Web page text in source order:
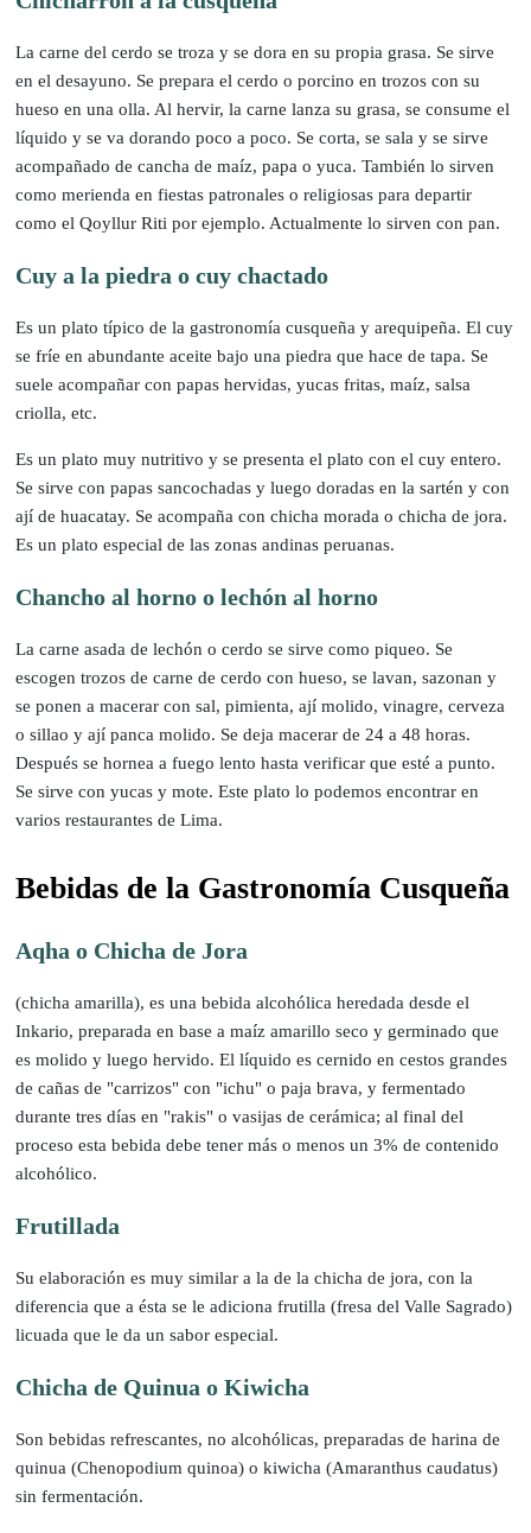
La carne del cerdo se troza y se dora en su propia grasa. Se sirve
en el desayuno. Se prepara el cerdo o porcino en trozos con su
hueso en una olla. Al hervir, la carne lanza su grasa, se consume el
líquido y se va dorando poco a poco. Se corta, se sala y se sirve
acompañado de cancha de maíz, papa o yuca. También lo sirven
como merienda en fiestas patronales o religiosas para departir
como el Qoyllur Riti por ejemplo. Actualmente lo sirven con pan.
Cuy a la piedra o cuy chactado
Es un plato típico de la gastronomía cusqueña y arequipeña. El cuy
se fríe en abundante aceite bajo una piedra que hace de tapa. Se
suele acompañar con papas hervidas, yucas fritas, maíz, salsa
criolla, etc.
Es un plato muy nutritivo y se presenta el plato con el cuy entero.
Se sirve con papas sancochadas y luego doradas en la sartén y con
ají de huacatay. Se acompaña con chicha morada o chicha de jora.
Es un plato especial de las zonas andinas peruanas.
Chancho al horno o lechón al horno
La carne asada de lechón o cerdo se sirve como piqueo. Se
escogen trozos de carne de cerdo con hueso, se lavan, sazonan y
se ponen a macerar con sal, pimienta, ají molido, vinagre, cerveza
o sillao y ají panca molido. Se deja macerar de 24 a 48 horas.
Después se hornea a fuego lento hasta verificar que esté a punto.
Se sirve con yucas y mote. Este plato lo podemos encontrar en
varios restaurantes de Lima.
Bebidas de la Gastronomía Cusqueña
Aqha o Chicha de Jora
(chicha amarilla), es una bebida alcohólica heredada desde el
Inkario, preparada en base a maíz amarillo seco y germinado que
es molido y luego hervido. El líquido es cernido en cestos grandes
de cañas de "carrizos" con "ichu" o paja brava, y fermentado
durante tres días en "rakis" o vasijas de cerámica; al final del
proceso esta bebida debe tener más o menos un 3% de contenido
alcohólico.
Frutillada
Su elaboración es muy similar a la de la chicha de jora, con la
diferencia que a ésta se le adiciona frutilla (fresa del Valle Sagrado)
licuada que le da un sabor especial.
Chicha de Quinua o Kiwicha
Son bebidas refrescantes, no alcohólicas, preparadas de harina de
quinua (Chenopodium quinoa) o kiwicha (Amaranthus caudatus)
sin fermentación.